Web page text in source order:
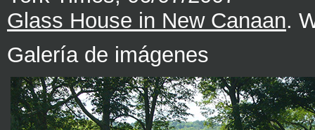
Glass House in New Canaan.
Galería de imágenes